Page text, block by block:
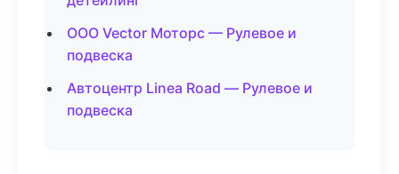
ООО Vector Моторс — Рулевое и
подвеска
Автоцентр Linea Road — Рулевое и
подвеска